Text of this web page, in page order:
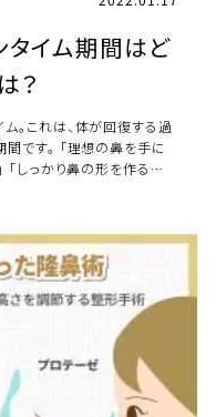
タイム期間はど
？
。これは、体が回復する過
です。 「理想の鼻を手に
しっかり鼻の形を作るなら